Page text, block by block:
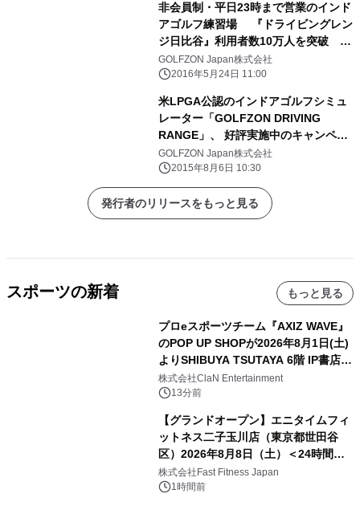
非会員制・平日23時まで営業のインド
アゴルフ練習場 『ドライビングレン
ジ日比谷』利用者数10万人を突破
会員制撤廃で利用者層に変化
GOLFZON Japan株式会社
2016年5月24日 11:00
米LPGA公認のインドアゴルフシミュ
レーター「GOLFZON DRIVING
RANGE」、 好評実施中のキャンペー
ンに加えレンタル・リースを開始
GOLFZON Japan株式会社
2015年8月6日 10:30
発行者のリリースをもっと見る
スポーツの新着 もっと見る
プロeスポーツチーム『AXIZ WAVE』
のPOP UP SHOPが2026年8月1日(土)
よりSHIBUYA TSUTAYA 6階 IP書店で
開催決定！！
株式会社ClaN Entertainment
13分前
【グランドオープン】エニタイムフィ
ットネス二子玉川店（東京都世田谷
区）2026年8月8日（土）＜24時間年
中無休のフィットネスジム＞
株式会社Fast Fitness Japan
1時間前